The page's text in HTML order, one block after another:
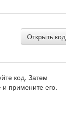
Открыть код
код. Затем
примените его.